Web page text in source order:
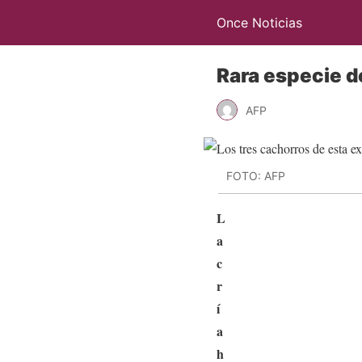
Once Noticias
Rara especie
AFP
FOTO: AFP
L
a
c
r
í
a
h